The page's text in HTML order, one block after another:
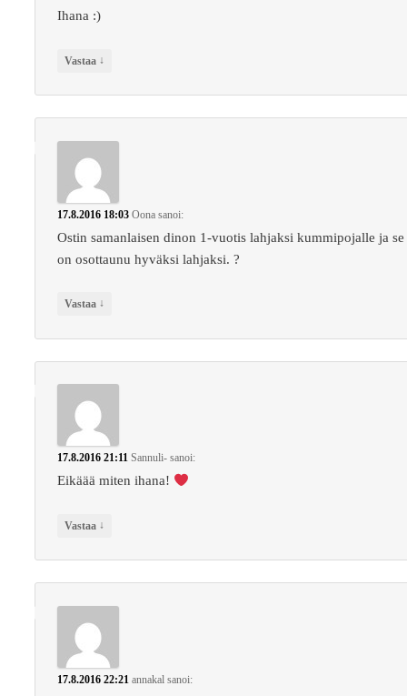
Ihana :)
Vastaa ↓
17.8.2016 18:03 Oona sanoi:
Ostin samanlaisen dinon 1-vuotis lahjaksi kummipojalle ja se
on osottaunu hyväksi lahjaksi. ?
Vastaa ↓
17.8.2016 21:11 Sannuli- sanoi:
Eikäää miten ihana!
Vastaa ↓
17.8.2016 22:21 annakal sanoi: